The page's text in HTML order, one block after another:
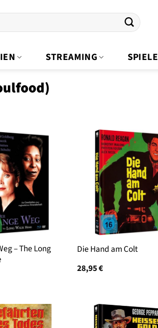
STREAMING SPIELE
– The Long
Die Hand am Colt
28,95€